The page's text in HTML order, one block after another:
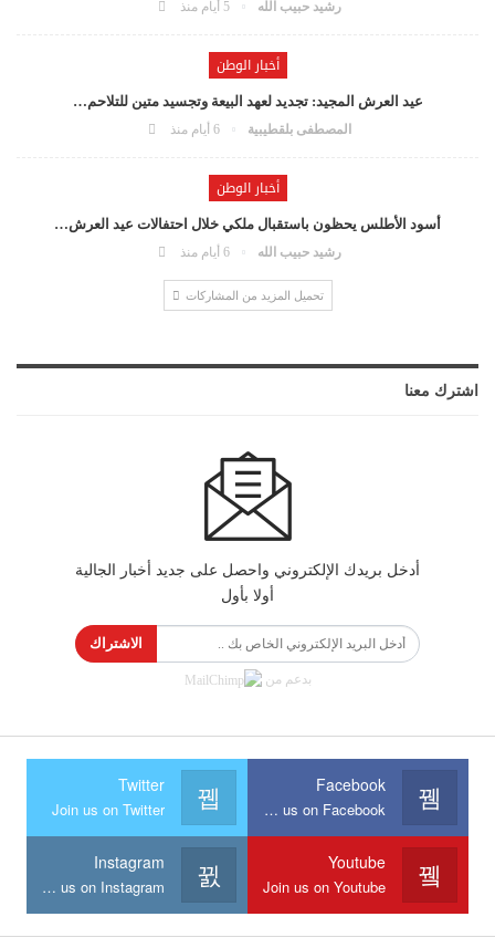
رشيد حبيب الله 5 أيام منذ
أخبار الوطن
عيد العرش المجيد: تجديد لعهد البيعة وتجسيد متين للتلاحم…
المصطفى بلقطيبية 6 أيام منذ
أخبار الوطن
أسود الأطلس يحظون باستقبال ملكي خلال احتفالات عيد العرش…
رشيد حبيب الله 6 أيام منذ
تحميل المزيد من المشاركات
اشترك معنا
أدخل بريدك الإلكتروني واحصل على جديد أخبار الجالية
أولا بأول
الاشتراك
بدعم من
Facebook
Join us on Facebook
Twitter
Join us on Twitter
Youtube
Join us on Youtube
Instagram
Join us on Instagram